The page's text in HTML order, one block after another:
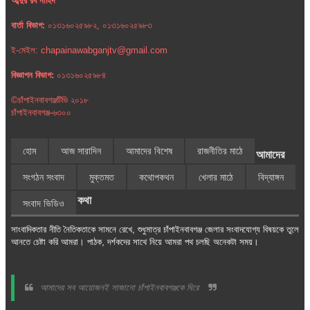
বার্তা বিভাগ: ০১৩১৬০২৫৯৮২, ০১৩১৬০২৫৯৮৩
ই-মেইল: chapainawabganjtv@gmail.com
বিজ্ঞাপন বিভাগ: ০১৩১৬০২৫৯৮৪
©চাঁপাইনবাবগঞ্জটিভি ২০১৮
চাঁপাইনবাবগঞ্জ-৬৩০০
হোম আজ সারাদিন আমাদের বিশেষ রাজনীতির মাঠে
সংগঠন সংবাদ মুক্তমত কথোপকথন খেলার মাঠে বিদ্যাঙ্গন
সংবাদ ভিডিও
আমাদের
কথা
সাংবাদিকতার নীতি নৈতিকতাকে সামনে রেখে, শুধুমাত্র চাঁপাইনবাবগঞ্জ জেলার সংবাদযোগ্য বিষয়কে তুলে
আনতে চেষ্টা করি আমরা। পাঠক, দর্শকদের সাথে নিয়ে আমরা পথ চলছি অনেকটা সময়।
আমাদের সব আয়োজনই সাজানো চাঁপাইনবাবগঞ্জকে ঘিরে